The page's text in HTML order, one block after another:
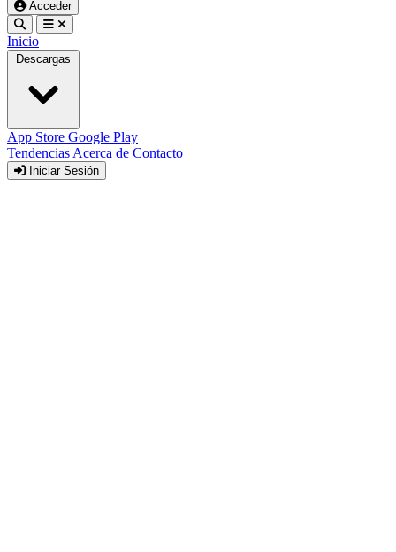
Acceder
Inicio
Descargas
App Store Google Play
Tendencias Acerca de Contacto
Iniciar Sesión